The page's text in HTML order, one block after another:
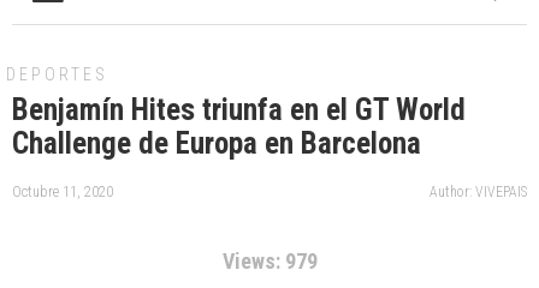
DEPORTES
Benjamín Hites triunfa en el GT World
Challenge de Europa en Barcelona
Octubre 11, 2020 Author: VIVEPAIS
Views: 979